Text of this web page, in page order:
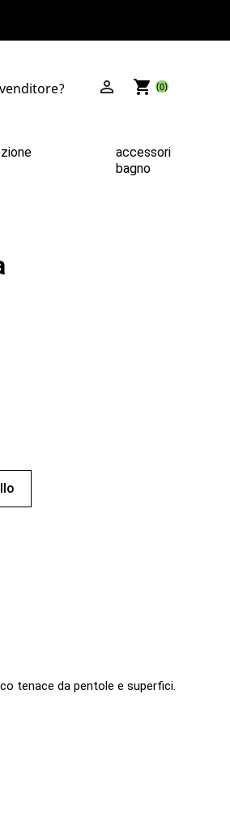
 shopping_cart (0)
accessori
bagno
tenace da pentole e superfici.